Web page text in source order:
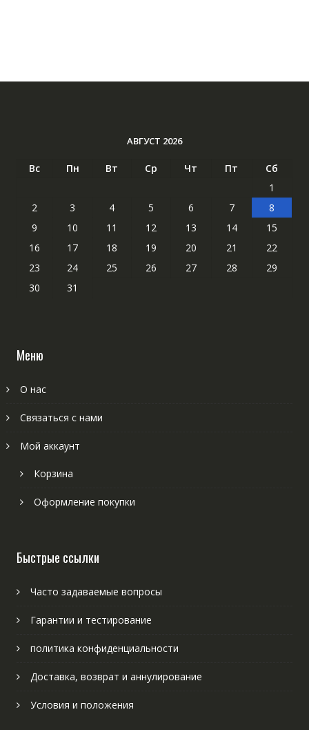
АВГУСТ 2026
Вс Пн Вт Ср Чт Пт
Сб
1
2
3 4 5 6 7
8
9
10 11 12 13 14
15
16
17 18 19 20 21
22
23
24 25 26 27 28
29
30
31
Меню
О нас
Связаться с нами
Мой аккаунт
Корзина
Оформление покупки
Быстрые ссылки
Часто задаваемые вопросы
Гарантии и тестирование
политика конфиденциальности
Доставка, возврат и аннулирование
Условия и положения